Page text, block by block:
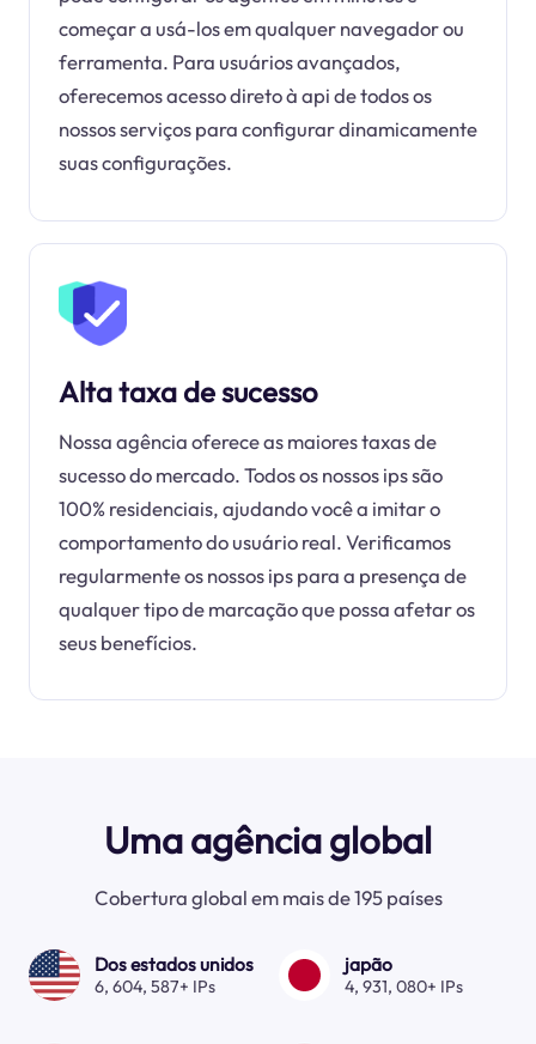
começar a usá-los em qualquer navegador ou
ferramenta. Para usuários avançados,
oferecemos acesso direto à api de todos os
nossos serviços para configurar dinamicamente
suas configurações.
Alta taxa de sucesso
Nossa agência oferece as maiores taxas de
sucesso do mercado. Todos os nossos ips são
100% residenciais, ajudando você a imitar o
comportamento do usuário real. Verificamos
regularmente os nossos ips para a presença de
qualquer tipo de marcação que possa afetar os
seus benefícios.
Uma agência global
Cobertura global em mais de 195 países
Dos estados unidos
6, 604, 587+ IPs
japão
4, 931, 080+ IPs